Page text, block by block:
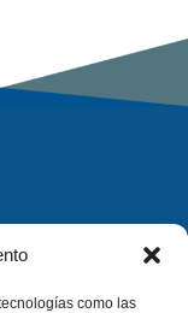
como las